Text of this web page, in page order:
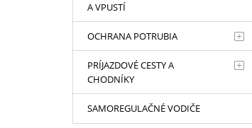
A VPUSTÍ
OCHRANA POTRUBIA
PRÍJAZDOVÉ CESTY A
CHODNÍKY
SAMOREGULAČNÉ VODIČE